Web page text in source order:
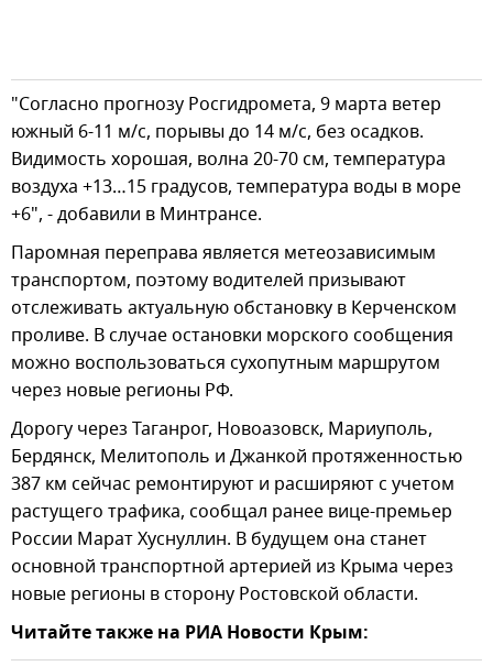
"Согласно прогнозу Росгидромета, 9 марта ветер
южный 6-11 м/с, порывы до 14 м/с, без осадков.
Видимость хорошая, волна 20-70 см, температура
воздуха +13…15 градусов, температура воды в море
+6", - добавили в Минтрансе.
Паромная переправа является метеозависимым
транспортом, поэтому водителей призывают
отслеживать актуальную обстановку в Керченском
проливе. В случае остановки морского сообщения
можно воспользоваться сухопутным маршрутом
через новые регионы РФ.
Дорогу через Таганрог, Новоазовск, Мариуполь,
Бердянск, Мелитополь и Джанкой протяженностью
387 км сейчас ремонтируют и расширяют с учетом
растущего трафика, сообщал ранее вице-премьер
России Марат Хуснуллин. В будущем она станет
основной транспортной артерией из Крыма через
новые регионы в сторону Ростовской области.
Читайте также на РИА Новости Крым: